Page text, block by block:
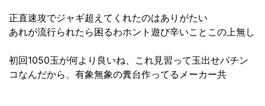
正直速攻でジャギ超えてくれたのはありがたい
あれが流行られたら困るわホント遊び辛いことこの上無し
初回1050玉が何より良いね、これ見習って玉出せパチン
コなんだから、有象無象の糞台作ってるメーカー共